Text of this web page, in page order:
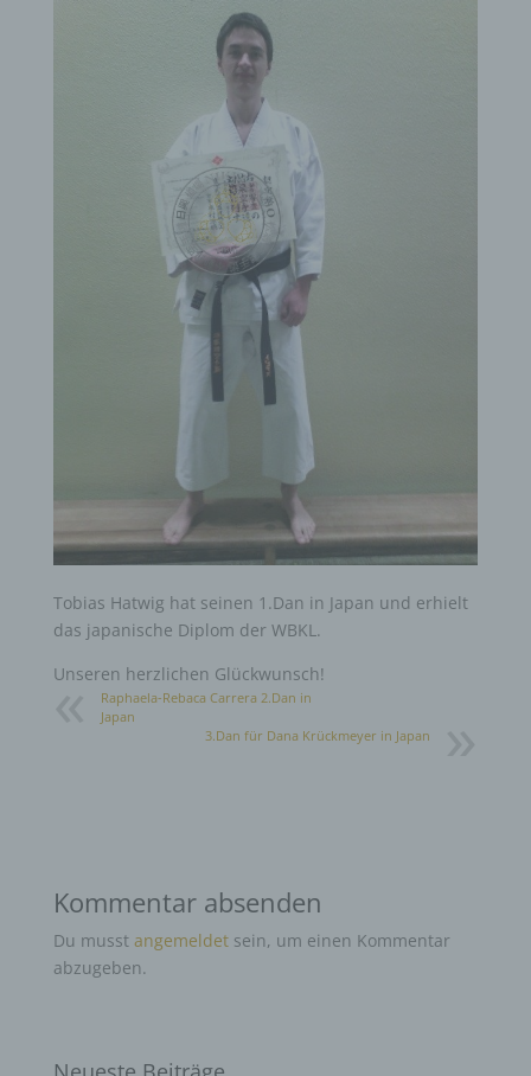
Tobias Hatwig hat seinen 1.Dan in Japan und erhielt
das japanische Diplom der WBKL.
Unseren herzlichen Glückwunsch!
Raphaela-Rebaca Carrera 2.Dan in
Japan
3.Dan für Dana Krückmeyer in Japan
Kommentar absenden
Du musst angemeldetsein, um einen Kommentar
abzugeben.